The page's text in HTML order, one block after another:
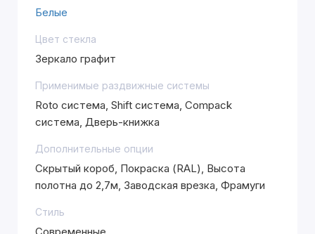
Белые
Цвет стекла
Зеркало графит
Применимые раздвижные системы
Roto система, Shift система, Compack
система, Дверь-книжка
Дополнительные опции
Скрытый короб, Покраска (RAL), Высота
полотна до 2,7м, Заводская врезка, Фрамуги
Стиль